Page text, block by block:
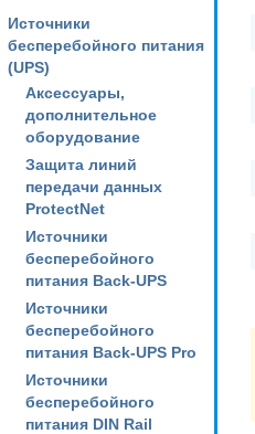
Источники
бесперебойного питания
(UPS)
Аксессуары,
дополнительное
оборудование
Защита линий
передачи данных
ProtectNet
Источники
бесперебойного
питания Back-UPS
Источники
бесперебойного
питания Back-UPS Pro
Источники
бесперебойного
питания DIN Rail